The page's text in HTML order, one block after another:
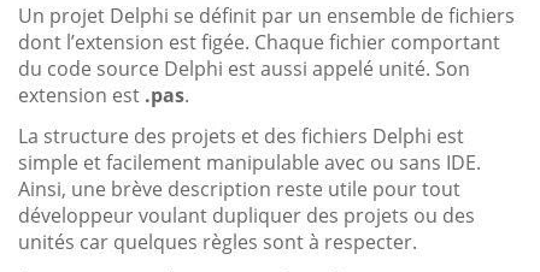
Un projet Delphi se définit par un ensemble de fichiers
dont l’extension est figée. Chaque fichier comportant
du code source Delphi est aussi appelé unité. Son
extension est .pas.
La structure des projets et des fichiers Delphi est
simple et facilement manipulable avec ou sans IDE.
Ainsi, une brève description reste utile pour tout
développeur voulant dupliquer des projets ou des
unités car quelques règles sont à respecter.